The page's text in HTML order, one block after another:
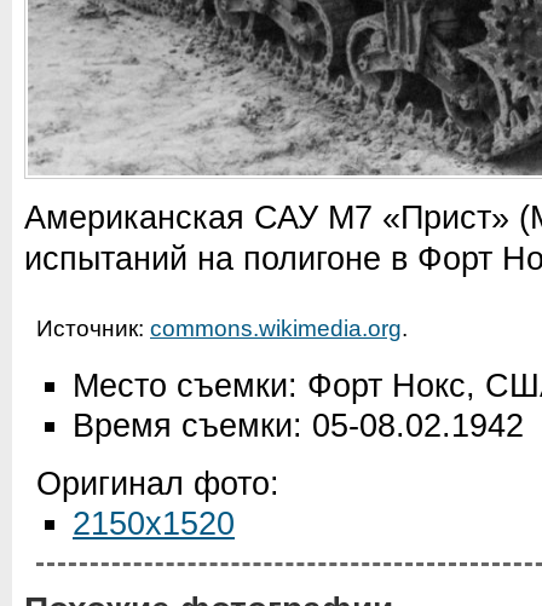
Американская САУ М7 «Прист»
испытаний на полигоне в Форт
Источник: commons.wikimedia.org.
Место съемки: Форт Нокс,
Время съемки: 05-08.02.1942
Оригинал фото:
2150x1520